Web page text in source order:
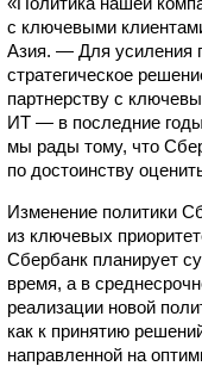
с ключевыми
Азия. — Для усиления
стратегическое
партнерству с
ИТ — в последние
мы рады тому, что
по достоинству
Изменение политики
из ключевых
Сбербанк планирует
время, а в
реализации новой
как к принятию
направленной на